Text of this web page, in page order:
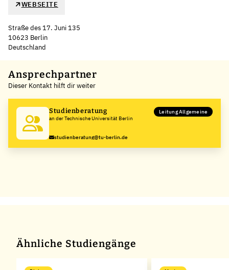
WEBSEITE
Straße des 17. Juni 135
10623 Berlin
Deutschland
+
−
Ansprechpartner
Dieser Kontakt hilft dir weiter
Studienberatung
an der Technische Universität Berlin
Leitung Allgemeine
studienberatung@tu-berlin.de
Ähnliche Studiengänge